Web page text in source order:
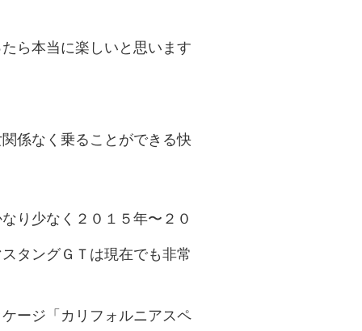
ら本当に楽しいと思います
係なく乗ることができる快
り少なく２０１５年〜２０
タングＧＴは現在でも非常
ージ「カリフォルニアスペ